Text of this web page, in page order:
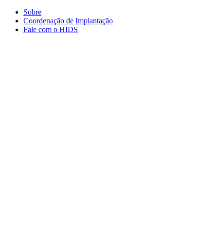
Conteúdo principal
Sobre
Coordenação de Implantação
Fale com o HIDS